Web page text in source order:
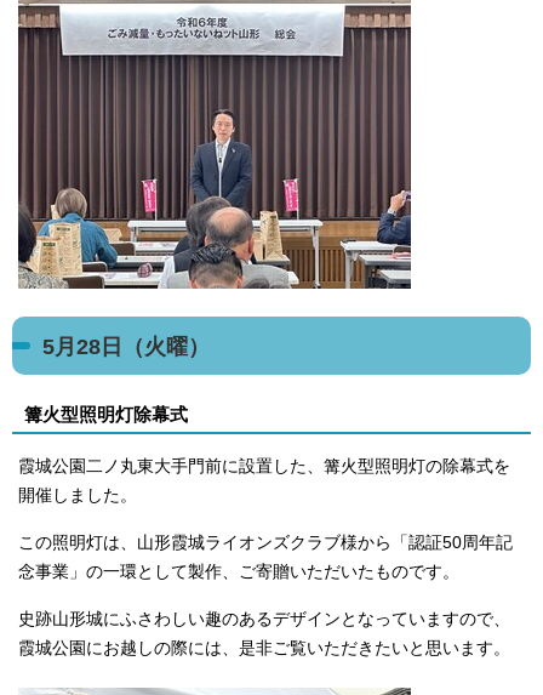
5月28日（火曜）
篝火型照明灯除幕式
霞城公園二ノ丸東大手門前に設置した、篝火型照明灯の除幕式を
開催しました。
この照明灯は、山形霞城ライオンズクラブ様から「認証50周年記
念事業」の一環として製作、ご寄贈いただいたものです。
史跡山形城にふさわしい趣のあるデザインとなっていますので、
霞城公園にお越しの際には、是非ご覧いただきたいと思います。